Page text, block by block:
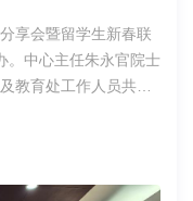
于担当、善于创新的
探究学习营活动合影活
参观生物基材料制备
成果展示区域与城市
享会暨留学生新春联
。中心主任朱永官院士
教育处工作人员共同
科研合作和人才培养
回顾了在中心